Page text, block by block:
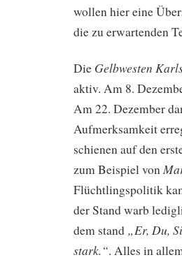
wollen hier eine
die zu erwartenden
Die Gelbwesten
aktiv. Am 8.
Am 22. Dezember
Aufmerksamkeit
schienen auf den
zum Beispiel von
Flüchtlingspolitik
der Stand warb
dem stand „Er, Du,
stark.“. Alles in